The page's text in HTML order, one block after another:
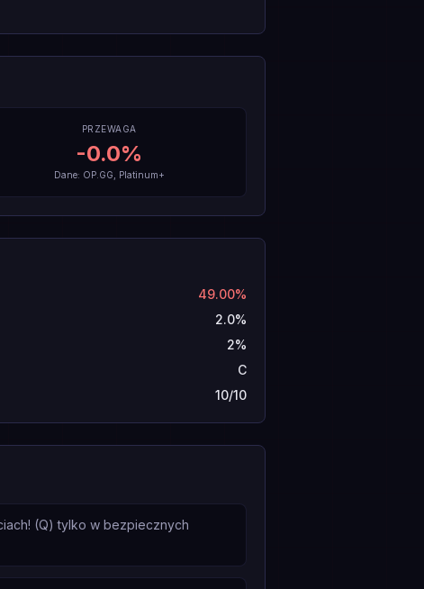
PRZEWAGA
-0.0%
Dane: OP.GG, Platinum+
49.00%
2.0%
2%
C
10/10
(Q) tylko w bezpiecznych